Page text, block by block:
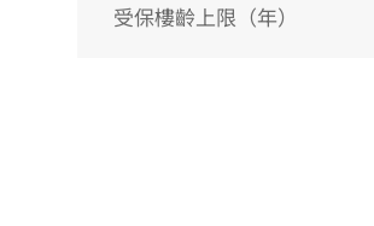
受保樓齡上限（年）​